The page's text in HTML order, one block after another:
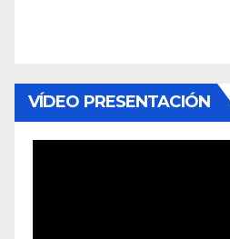
VÍDEO PRESENTACIÓN